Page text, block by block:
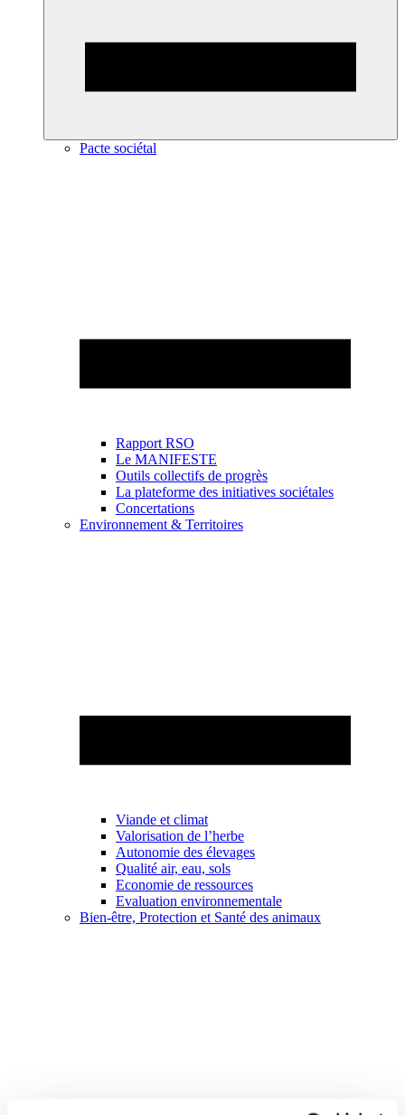
Pacte sociétal
Rapport RSO
Le MANIFESTE
Outils collectifs de progrès
La plateforme des initiatives sociétales
Concertations
Environnement & Territoires
Viande et climat
Valorisation de l’herbe
Autonomie des élevages
Qualité air, eau, sols
Economie de ressources
Evaluation environnementale
Bien-être, Protection et Santé des animaux